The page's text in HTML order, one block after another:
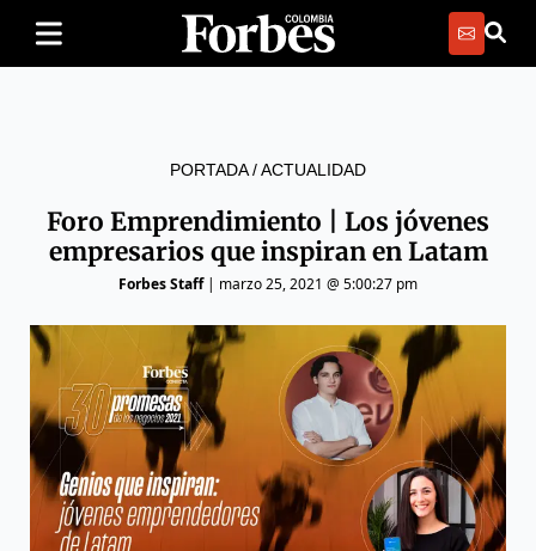
PORTADA/ACTUALIDAD
Foro Emprendimiento | Los jóvenes
empresarios que inspiran en Latam
Forbes Staff| marzo 25, 2021 @ 5:00:27 pm